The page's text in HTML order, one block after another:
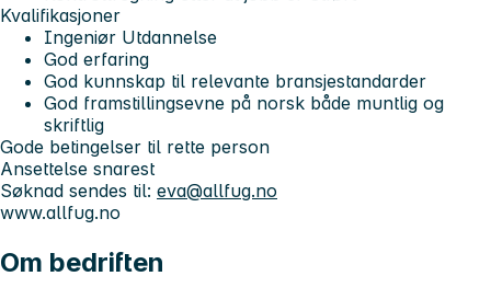
Kvalifikasjoner
Ingeniør Utdannelse
God erfaring
God kunnskap til relevante bransjestandarder
God framstillingsevne på norsk både muntlig og
skriftlig
Gode betingelser til rette person
Ansettelse snarest
Søknad sendes til: eva@allfug.no
www.allfug.no
Om bedriften